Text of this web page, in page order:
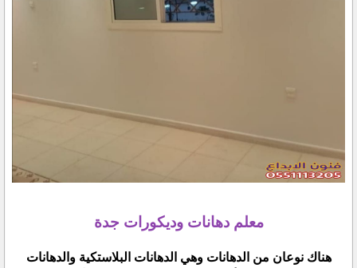
معلم دهانات وديكورات جدة
هناك نوعان من الدهانات وهي الدهانات البلاستكية والدهانات